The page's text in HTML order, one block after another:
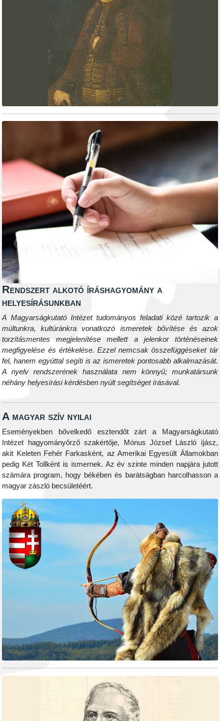
Rendszert alkotó íráshagyomány a
helyesírásunkban
A Magyarságkutató Intézet tudományos feladati közé tartozik a
múltunkra, kultúránkra vonatkozó ismeretek bővítése és azok
torzításmentes megjelenítése mellett a jelenkor történéseinek
megfigyelése és értékelése. Ezzel nemcsak összefüggéseket tár
fel, hanem egyúttal segíti is az ismeretek pontosabb alkalmazását.
A nyelv rendszerének használata nem könnyű; munkatársunk
néhány helyesírási kérdésben nyúlt segítséget írásával.
A magyar szív nyilai
Eseményekben bővelkedő esztendőt zárt a Magyarságkutató
Intézet hagyományőrző szakértője, Mónus József László íjász,
akit Keleten Fehér Farkasként, az Amerikai Egyesült Államokban
pedig Két Tollként is ismernek. Az év szinte minden napjára jutott
számára program, hogy békében és barátságban harcolhasson a
magyar zászló becsületéért.